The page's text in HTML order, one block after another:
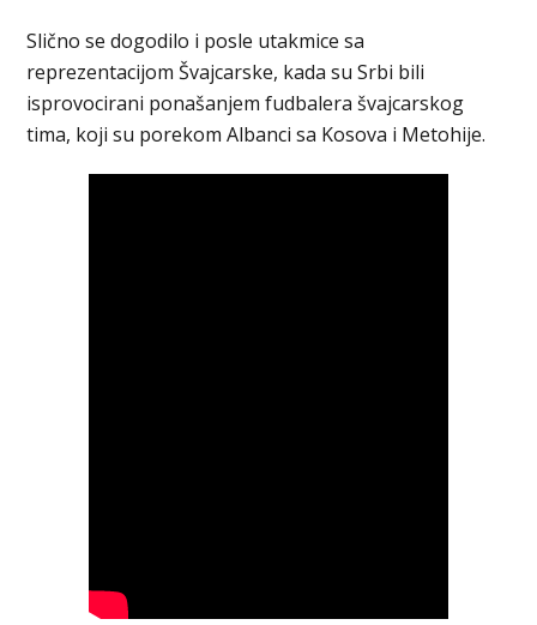
Slično se dogodilo i posle utakmice sa
reprezentacijom Švajcarske, kada su Srbi bili
isprovocirani ponašanjem fudbalera švajcarskog
tima, koji su porekom Albanci sa Kosova i Metohije.